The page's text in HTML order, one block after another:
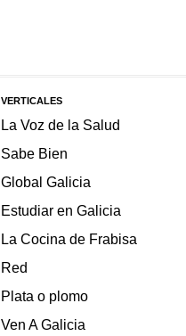
VERTICALES
La Voz de la Salud
Sabe Bien
Global Galicia
Estudiar en Galicia
La Cocina de Frabisa
Red
Plata o plomo
Ven A Galicia